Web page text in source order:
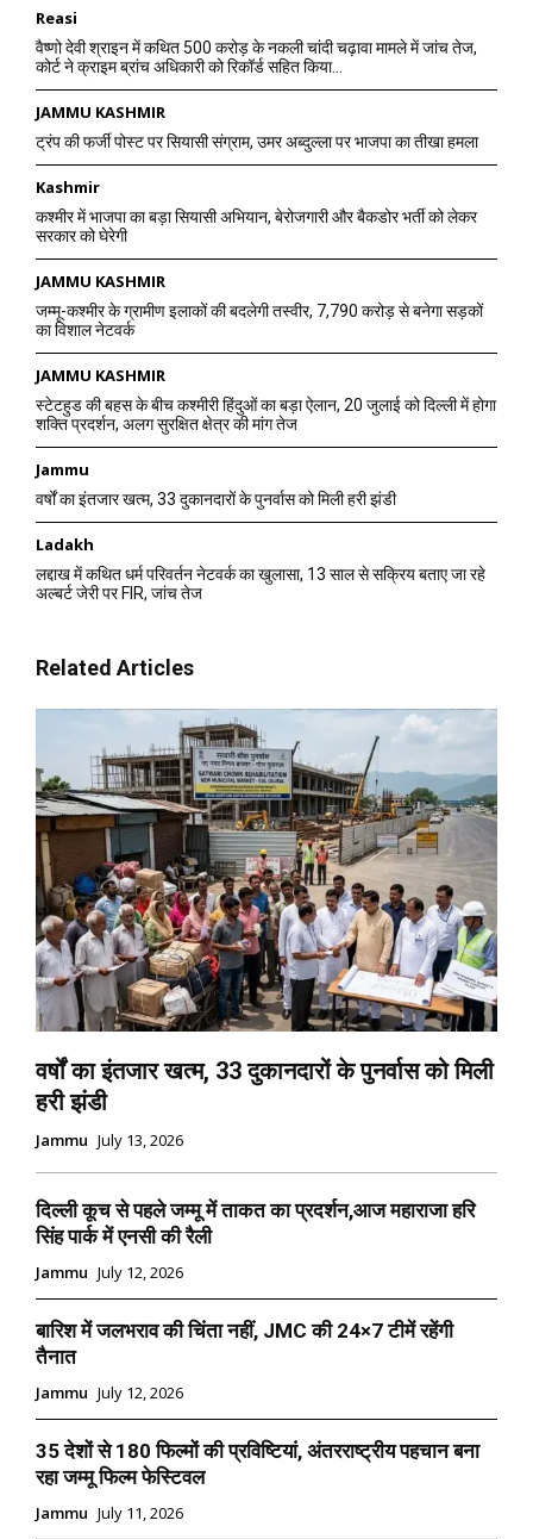
Reasi
वैष्णो देवी श्राइन में कथित 500 करोड़ के नकली चांदी चढ़ावा मामले में जांच तेज,
कोर्ट ने क्राइम ब्रांच अधिकारी को रिकॉर्ड सहित किया...
JAMMU KASHMIR
ट्रंप की फर्जी पोस्ट पर सियासी संग्राम, उमर अब्दुल्ला पर भाजपा का तीखा हमला
Kashmir
कश्मीर में भाजपा का बड़ा सियासी अभियान, बेरोजगारी और बैकडोर भर्ती को लेकर
सरकार को घेरेगी
JAMMU KASHMIR
जम्मू-कश्मीर के ग्रामीण इलाकों की बदलेगी तस्वीर, 7,790 करोड़ से बनेगा सड़कों
का विशाल नेटवर्क
JAMMU KASHMIR
स्टेटहुड की बहस के बीच कश्मीरी हिंदुओं का बड़ा ऐलान, 20 जुलाई को दिल्ली में होगा
शक्ति प्रदर्शन, अलग सुरक्षित क्षेत्र की मांग तेज
Jammu
वर्षों का इंतजार खत्म, 33 दुकानदारों के पुनर्वास को मिली हरी झंडी
Ladakh
लद्दाख में कथित धर्म परिवर्तन नेटवर्क का खुलासा, 13 साल से सक्रिय बताए जा रहे
अल्बर्ट जेरी पर FIR, जांच तेज
Related Articles
वर्षों का इंतजार खत्म, 33 दुकानदारों के पुनर्वास को मिली
हरी झंडी
Jammu July 13, 2026
दिल्ली कूच से पहले जम्मू में ताकत का प्रदर्शन,आज महाराजा हरि
सिंह पार्क में एनसी की रैली
Jammu July 12, 2026
बारिश में जलभराव की चिंता नहीं, JMC की 24×7 टीमें रहेंगी
तैनात
Jammu July 12, 2026
35 देशों से 180 फिल्मों की प्रविष्टियां, अंतरराष्ट्रीय पहचान बना
रहा जम्मू फिल्म फेस्टिवल
Jammu July 11, 2026